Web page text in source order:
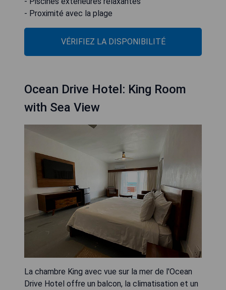
- Proximité avec la plage
VÉRIFIEZ LA DISPONIBILITÉ
Ocean Drive Hotel: King Room
with Sea View
La chambre King avec vue sur la mer de l'Ocean
Drive Hotel offre un balcon, la climatisation et un